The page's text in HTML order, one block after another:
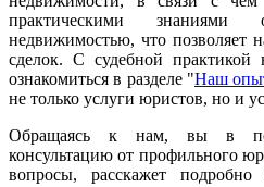
практическими знаниями
недвижимостью, что позволяет
сделок. С судебной
ознакомиться в разделе "Наш
не только услуги юристов, но и
Обращаясь к нам, вы в
консультацию от профильного
вопросы, расскажет